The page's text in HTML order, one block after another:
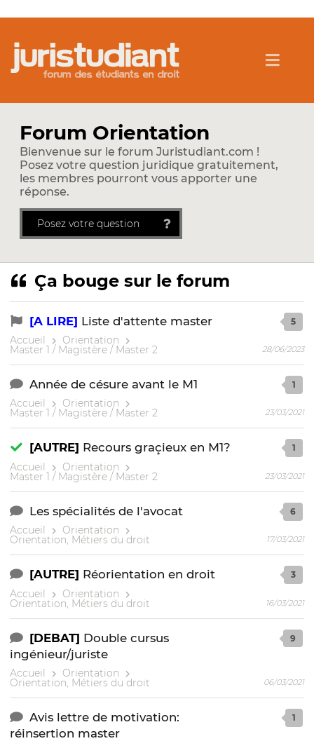
Forum Orientation
Bienvenue sur le forum Juristudiant.com !
Posez votre question juridique gratuitement,
les membres pourront vous apporter une
réponse.
Posez votre question
Ça bouge sur le forum
[A LIRE] Liste d'attente master
Accueil Orientation
Master 1 / Magistère / Master 2
5
28/06/2023
Année de césure avant le M1
Accueil Orientation
Master 1 / Magistère / Master 2
1
23/03/2021
[AUTRE] Recours graçieux en M1?
Accueil Orientation
Master 1 / Magistère / Master 2
1
23/03/2021
Les spécialités de l'avocat
Accueil Orientation
Orientation, Métiers du droit
6
17/03/2021
[AUTRE] Réorientation en droit
Accueil Orientation
Orientation, Métiers du droit
3
16/03/2021
[DEBAT] Double cursus
ingénieur/juriste
Accueil Orientation
Orientation, Métiers du droit
9
06/03/2021
Avis lettre de motivation:
réinsertion master
1